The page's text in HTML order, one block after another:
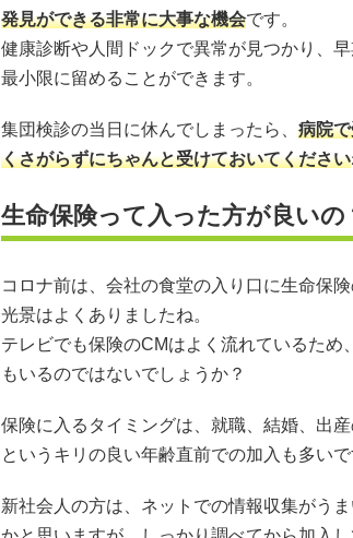
発見ができる非常に大事な機会です。
健康診断や人間ドックで異常が見つかり、
最小限に留めることができます。
集団検診の当日に休んでしまったら、 病院
くさがらずにちゃんと受けておいてください
生命保険って入った方が良いの
コロナ前は、会社の食堂の入り口に生命保
光景はよくありましたね。
テレビでも保険のCMはよく流れているため
もいるのではないでしょうか？
保険に入るタイミングは、就職、結婚、出
というキリの良い年齢直前での加入も多い
新社会人の方は、ネットでの情報収集がう